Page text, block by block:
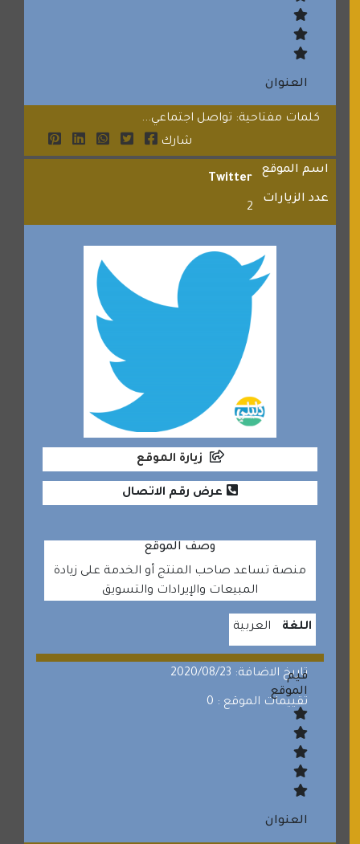
العنوان
كلمات مفتاحية: تواصل اجتماعي...
شارك
اسم الموقع
Twitter
عدد الزيارات
2
زيارة الموقع
عرض رقم الاتصال
وصف الموقع
منصة تساعد صاحب المنتج أو الخدمة على زيادة
المبيعات والإيرادات والتسويق
اللغة العربية
تاريخ الاضافة: 2020/08/23
تقييمات الموقع : 0
قيم
الموقع
العنوان